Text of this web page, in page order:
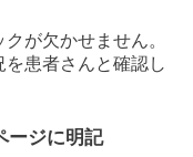
が欠かせません。
患者さんと確認し
ージに明記